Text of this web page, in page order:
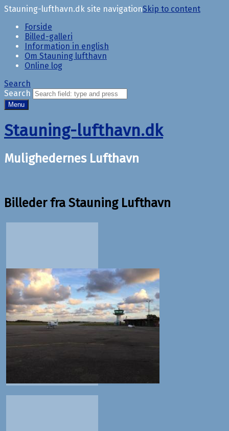
Stauning-lufthavn.dk site navigationSkip to content
Forside
Billed-galleri
Information in english
Om Stauning lufthavn
Online log
Search
Search
Menu
Stauning-lufthavn.dk
Mulighedernes Lufthavn
Billeder fra Stauning Lufthavn